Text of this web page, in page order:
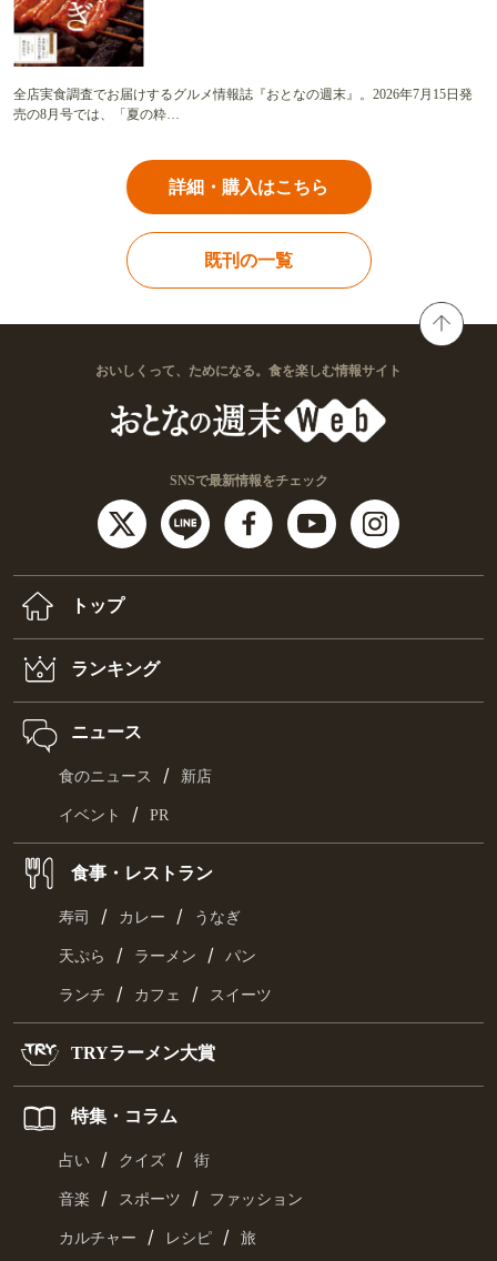
全店実食調査でお届けするグルメ情報誌『おとなの週末』。2026年7月15日発
売の8月号では、「夏の粋…
詳細・購入はこちら
既刊の一覧
おいしくって、ためになる。食を楽しむ情報サイト
SNSで最新情報をチェック
トップ
ランキング
ニュース
食のニュース / 新店
イベント / PR
食事・レストラン
寿司 / カレー / うなぎ
天ぷら / ラーメン / パン
ランチ / カフェ / スイーツ
TRYラーメン大賞
特集・コラム
占い / クイズ / 街
音楽 / スポーツ / ファッション
カルチャー / レシピ / 旅